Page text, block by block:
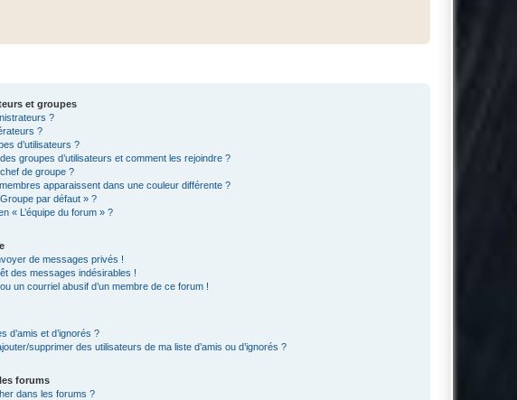
et groupes
?
?
d’utilisateurs ?
groupes d’utilisateurs et comment les rejoindre ?
de groupe ?
apparaissent dans une couleur différente ?
Groupe par défaut » ?
« L’équipe du forum » ?
de messages privés !
des messages indésirables !
un courriel abusif d’un membre de ce forum !
d’amis et d’ignorés ?
supprimer des utilisateurs de ma liste d’amis ou d’ignorés ?
forums
dans les forums ?